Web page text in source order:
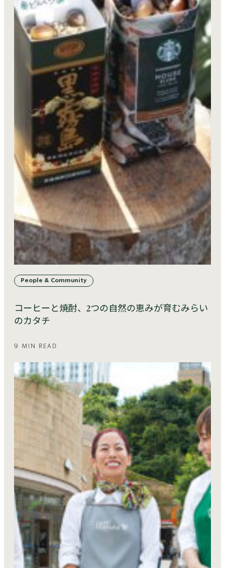
People & Community
コーヒーと焼酎、2つの自然の恵みが育むみらい
のカタチ
9 MIN READ